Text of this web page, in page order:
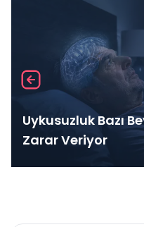
Uykusuzluk Bazı
Zarar Veriyor